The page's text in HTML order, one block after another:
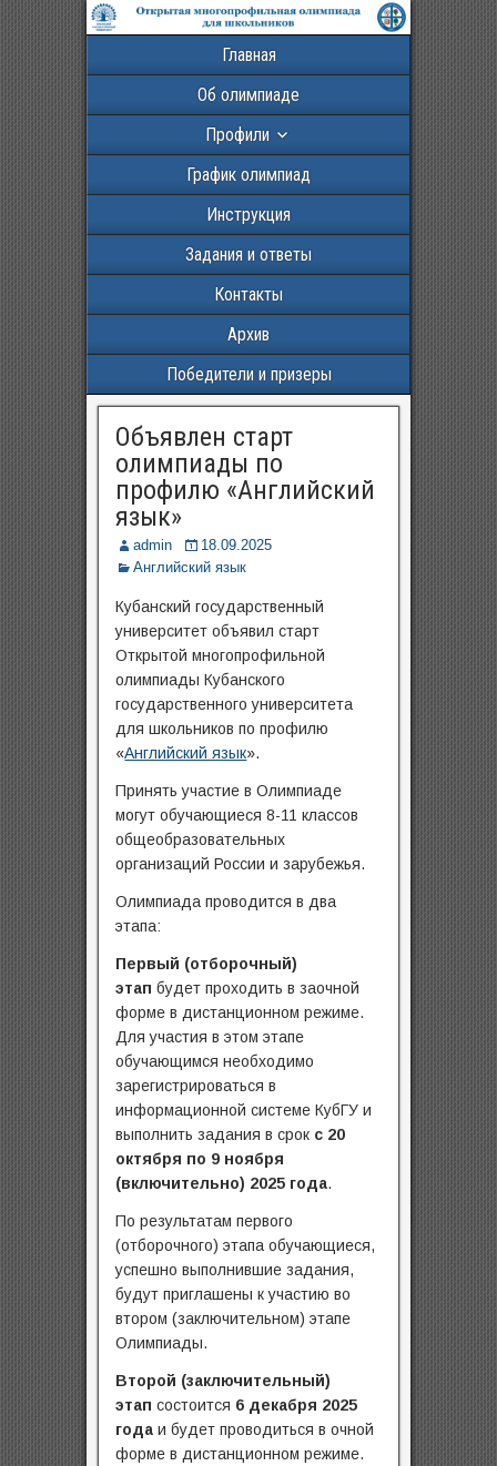
Главная
Об олимпиаде
Профили
График олимпиад
Инструкция
Задания и ответы
Контакты
Архив
Победители и призеры
Объявлен старт
олимпиады по
профилю «Английский
язык»
admin
18.09.2025
Английский язык
Кубанский государственный
университет объявил старт
Открытой многопрофильной
олимпиады Кубанского
государственного университета
для школьников по профилю
«Английский язык».
Принять участие в Олимпиаде
могут обучающиеся 8-11 классов
общеобразовательных
организаций России и зарубежья.
Олимпиада проводится в два
этапа:
Первый (отборочный)
этап будет проходить в заочной
форме в дистанционном режиме.
Для участия в этом этапе
обучающимся необходимо
зарегистрироваться в
информационной системе КубГУ и
выполнить задания в срок с 20
октября по 9 ноября
(включительно) 2025 года.
По результатам первого
(отборочного) этапа обучающиеся,
успешно выполнившие задания,
будут приглашены к участию во
втором (заключительном) этапе
Олимпиады.
Второй (заключительный)
этап состоится 6 декабря 2025
года и будет проводиться в очной
форме в дистанционном режиме.